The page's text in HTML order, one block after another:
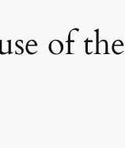
of the